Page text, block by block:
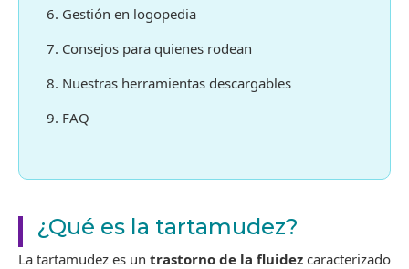
6. Gestión en logopedia
7. Consejos para quienes rodean
8. Nuestras herramientas descargables
9. FAQ
¿Qué es la tartamudez?
La tartamudez es un trastorno de la fluidez caracterizado